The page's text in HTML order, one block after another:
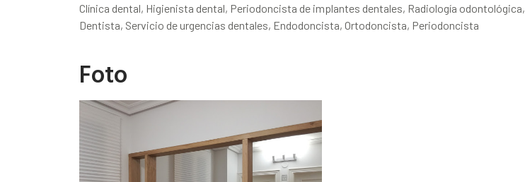
Clínica dental, Higienista dental, Periodoncista de implantes dentales, Radiología odontológica,
Dentista, Servicio de urgencias dentales, Endodoncista, Ortodoncista, Periodoncista
Foto